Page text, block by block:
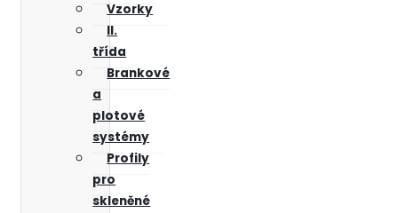
Vzorky
II.
třída
Brankové
a
plotové
systémy
Profily
pro
skleněné